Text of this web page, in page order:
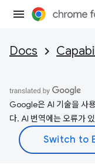
Docs
Google은 AI 기술을 사
다. AI 번역에는 오류가